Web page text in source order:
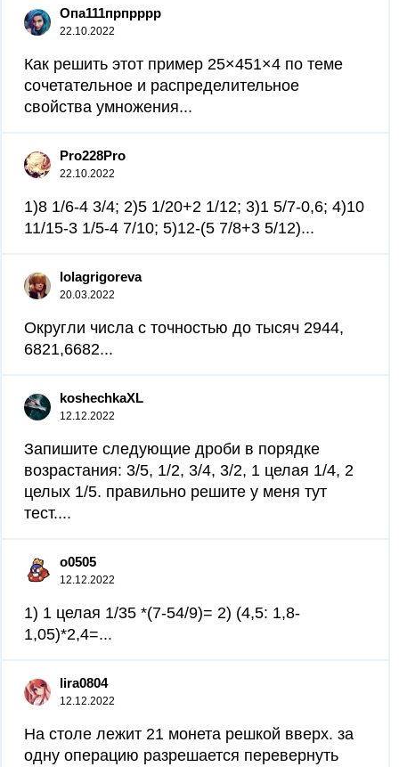
Опа111прпрррр
22.10.2022
Как решить этот пример 25×451×4 по теме
сочетательное и распределительное
свойства умножения...
Pro228Pro
22.10.2022
1)8 1/6-4 3/4; 2)5 1/20+2 1/12; 3)1 5/7-0,6; 4)10
11/15-3 1/5-4 7/10; 5)12-(5 7/8+3 5/12)...
lolagrigoreva
20.03.2022
Округли числа с точностью до тысяч 2944,
6821,6682...
koshechkaXL
12.12.2022
Запишите следующие дроби в порядке
возрастания: 3/5, 1/2, 3/4, 3/2, 1 целая 1/4, 2
целых 1/5. правильно решите у меня тут
тест....
o0505
12.12.2022
1) 1 целая 1/35 *(7-54/9)= 2) (4,5: 1,8-
1,05)*2,4=...
lira0804
12.12.2022
На столе лежит 21 монета решкой вверх. за
одну операцию разрешается перевернуть